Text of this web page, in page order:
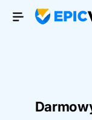
Otwórz menu